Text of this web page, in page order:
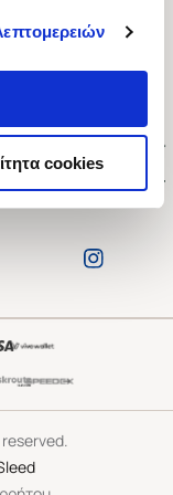
cookies
79